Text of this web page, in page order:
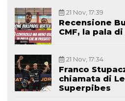
21 Nov, 17:39
Recensione
CMF, la pala
21 Nov, 17:34
Franco
chiamata di
Superpibes